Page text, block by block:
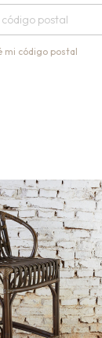
mi código postal